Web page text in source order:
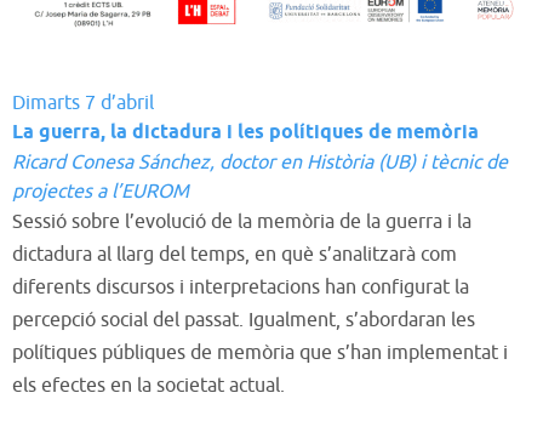
Dimarts 7 d’abril
La guerra, la dictadura i les polítiques de memòria
Ricard Conesa Sánchez, doctor en Història (UB) i tècnic de
projectes a l’EUROM
Sessió sobre l’evolució de la memòria de la guerra i la
dictadura al llarg del temps, en què s’analitzarà com
diferents discursos i interpretacions han configurat la
percepció social del passat. Igualment, s’abordaran les
polítiques públiques de memòria que s’han implementat i
els efectes en la societat actual.